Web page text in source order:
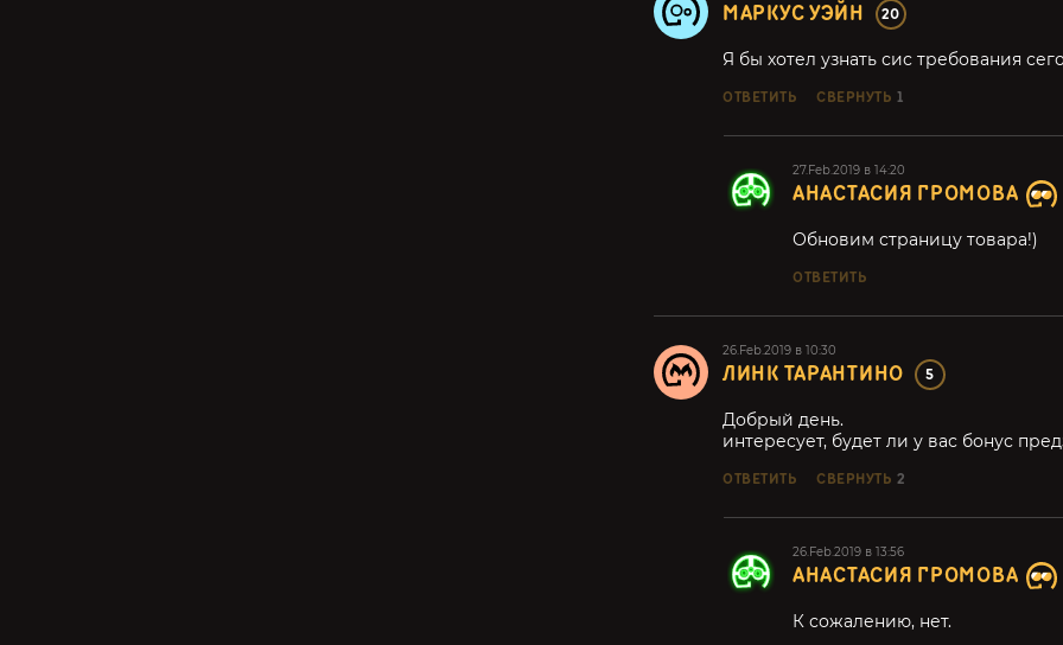
МАРКУС УЭЙН 20
Я бы хотел узнать сис требования
ОТВЕТИТЬ СВЕРНУТЬ 1
27.Feb.2019 в 14:20
АНАСТАСИЯ ГРОМОВА
Обновим страницу товара!)
ОТВЕТИТЬ
26.Feb.2019 в 10:30
ЛИНК ТАРАНТИНО 5
Добрый день.
интересует, будет ли у вас бонус
ОТВЕТИТЬ СВЕРНУТЬ 2
26.Feb.2019 в 13:56
АНАСТАСИЯ ГРОМОВА
К сожалению, нет.